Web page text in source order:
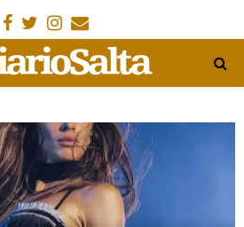
Facebook
Gorjeo
Instagram
Email